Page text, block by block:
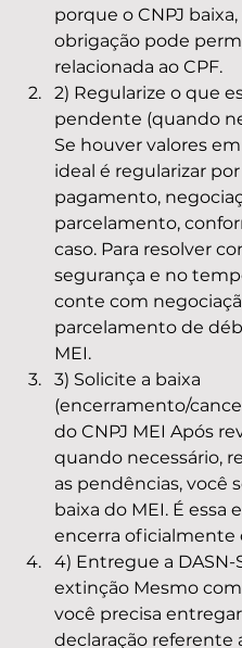
porque o CNPJ baixa,
obrigação pode
relacionada ao CPF.
2) Regularize o que
pendente (quando
Se houver valores
ideal é regularizar por
pagamento,
parcelamento,
caso. Para resolver
segurança e no
conte com
parcelamento de
MEI.
3) Solicite a baixa
(encerramento/
do CNPJ MEI Após
quando necessário,
as pendências, você
baixa do MEI. É essa
encerra oficialmente
4) Entregue a DASN-
extinção Mesmo com
você precisa
declaração referente